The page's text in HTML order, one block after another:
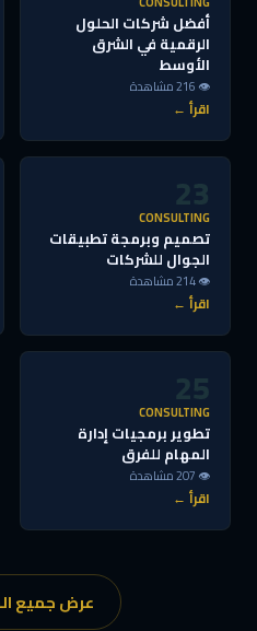
أفضل شركات الحلول
الرقمية في الشرق
الأوسط
👁 216 مشاهدة
اقرأ ←
23
CONSULTING
تصميم وبرمجة تطبيقات
الجوال للشركات
👁 214 مشاهدة
اقرأ ←
25
CONSULTING
تطوير برمجيات إدارة
المهام للفرق
👁 207 مشاهدة
اقرأ ←
عرض جميع